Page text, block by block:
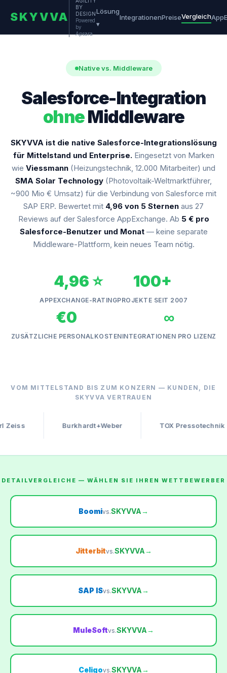
SKYVVA
BY
DESIGN
Powered
by
Apsara
Lösung
▾
IntegrationenPreiseVergleich
Native vs. Middleware
Salesforce-Integration
ohneMiddleware
SKYVVA ist die native Salesforce-Integrationslösung
für Mittelstand und Enterprise.Eingesetzt von Marken
wie Viessmann (Heizungstechnik, 12.000 Mitarbeiter) und
SMA Solar Technology (Photovoltaik-Weltmarktführer,
~900 Mio € Umsatz) für die Verbindung von Salesforce mit
SAP ERP. Bewertet mit 4,96 von 5 Sternen aus 27
Reviews auf der Salesforce AppExchange. Ab 5 € pro
Salesforce-Benutzer und Monat— keine separate
Middleware-Plattform, kein neues Team nötig.
4,96 ⭐
APPEXCHANGE-RATING
100+
PROJEKTE SEIT 2007
€0
ZUSÄTZLICHE PERSONALKOSTEN
∞
INTEGRATIONEN PRO LIZENZ
VOM MITTELSTAND BIS ZUM KONZERN — KUNDEN, DIE
SKYVVA VERTRAUEN
Burkhardt+Weber TOX Pressotechnik
DETAILVERGLEICHE — WÄHLEN SIE IHREN WETTBEWERBER
Boomivs.SKYVVA→
Jitterbitvs.SKYVVA→
SAP ISvs.SKYVVA→
MuleSoftvs.SKYVVA→
Celigovs.SKYVVA→